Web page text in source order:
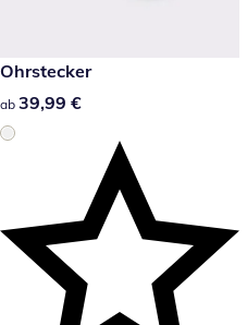
39,99 €
Ohrstecker
39,99 €
ab 39,99 €